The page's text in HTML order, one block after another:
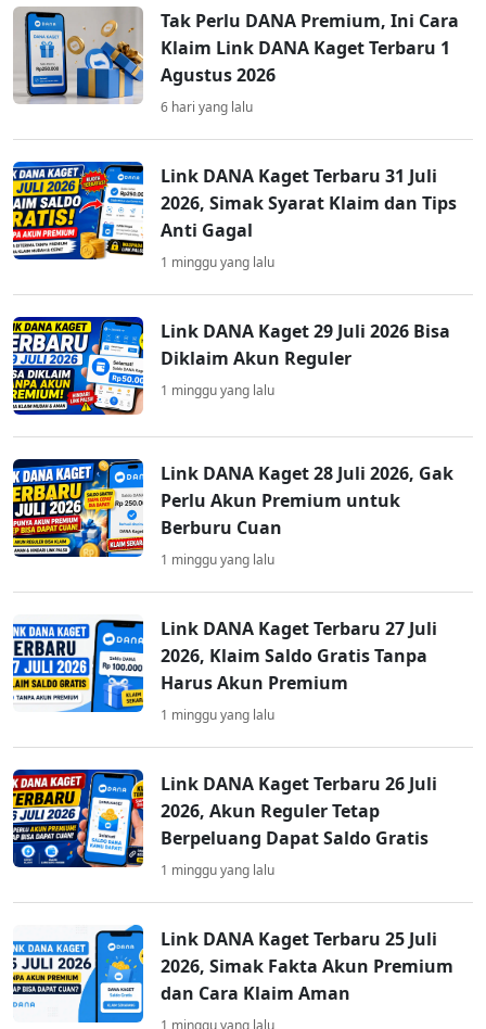
Tak Perlu DANA Premium, Ini Cara
Klaim Link DANA Kaget Terbaru 1
Agustus 2026
6 hari yang lalu
Link DANA Kaget Terbaru 31 Juli
2026, Simak Syarat Klaim dan Tips
Anti Gagal
1 minggu yang lalu
Link DANA Kaget 29 Juli 2026 Bisa
Diklaim Akun Reguler
1 minggu yang lalu
Link DANA Kaget 28 Juli 2026, Gak
Perlu Akun Premium untuk
Berburu Cuan
1 minggu yang lalu
Link DANA Kaget Terbaru 27 Juli
2026, Klaim Saldo Gratis Tanpa
Harus Akun Premium
1 minggu yang lalu
Link DANA Kaget Terbaru 26 Juli
2026, Akun Reguler Tetap
Berpeluang Dapat Saldo Gratis
1 minggu yang lalu
Link DANA Kaget Terbaru 25 Juli
2026, Simak Fakta Akun Premium
dan Cara Klaim Aman